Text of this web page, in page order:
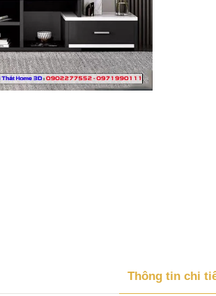
Thông tin chi